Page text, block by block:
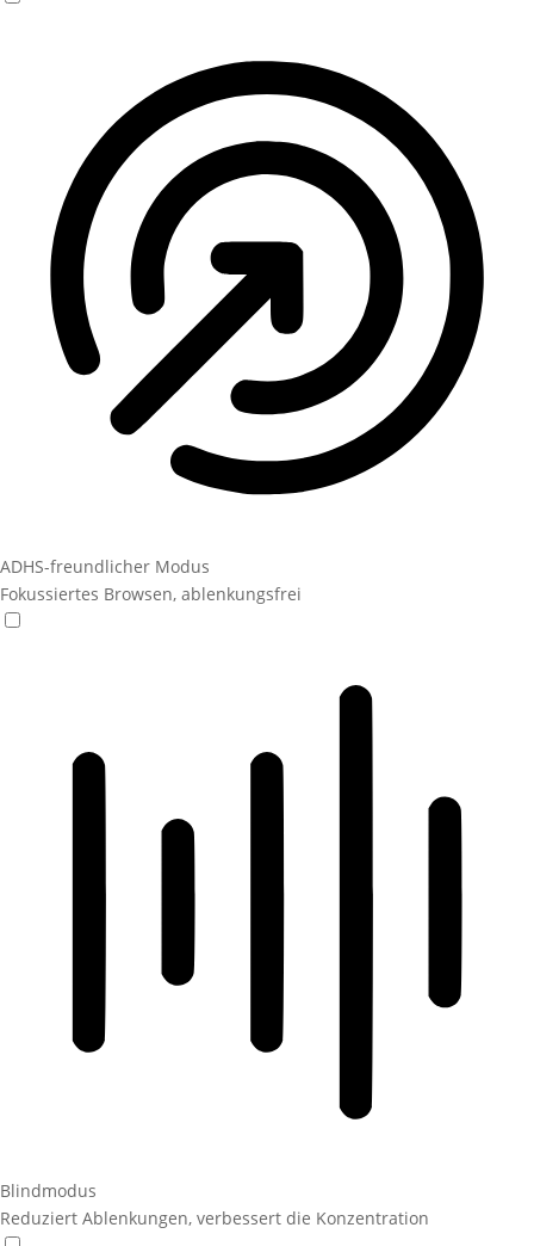
ADHS-freundlicher Modus
Fokussiertes Browsen, ablenkungsfrei
Blindmodus
Reduziert Ablenkungen, verbessert die Konzentration